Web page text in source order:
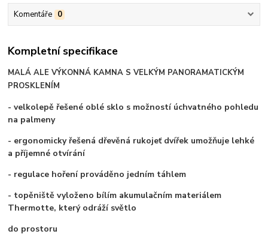
Komentáře 0
Kompletní specifikace
MALÁ ALE VÝKONNÁ KAMNA S VELKÝM PANORAMATICKÝM
PROSKLENÍM
- velkolepě řešené oblé sklo s možností úchvatného pohledu
na palmeny
- ergonomicky řešená dřevěná rukojeť dvířek umožňuje lehké
a příjemné otvírání
- regulace hoření prováděno jedním táhlem
- topěniště vyloženo bílím akumulačním materiálem
Thermotte, který odráží světlo
do prostoru